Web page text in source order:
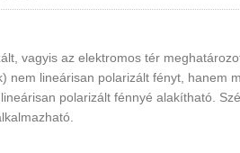
vagyis az elektromos tér
nem lineárisan polarizált fényt, hanem
polarizált fénnyé alakítható.